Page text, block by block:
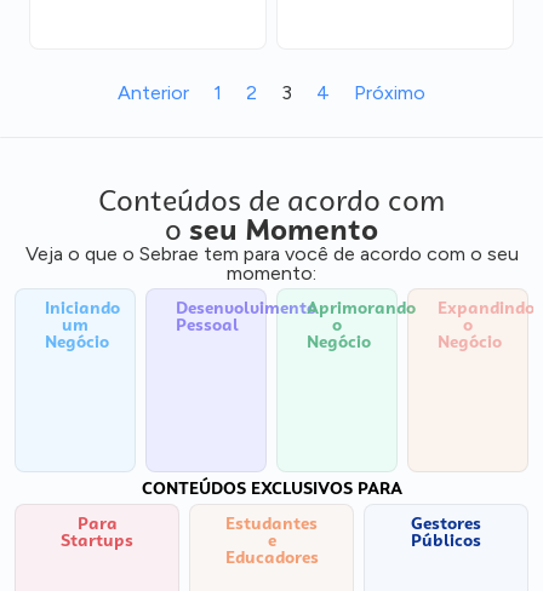
Anterior 1 2 3 4 Próximo
Conteúdos de acordo com
o seu Momento
Veja o que o Sebrae tem para você de acordo com o seu
momento:
Iniciando
um
Negócio
Desenvolvimento
Pessoal
Aprimorando
o
Negócio
Expandindo
o
Negócio
CONTEÚDOS EXCLUSIVOS PARA
Para
Startups
Estudantes
e
Educadores
Gestores
Públicos